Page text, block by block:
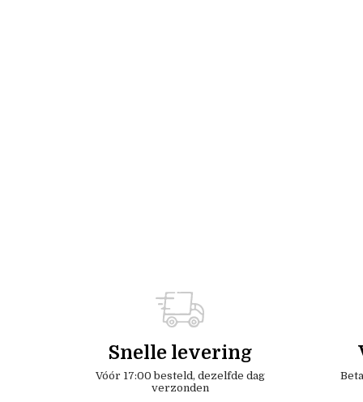
Snelle levering
Vóór 17:00 besteld, dezelfde dag
verzonden